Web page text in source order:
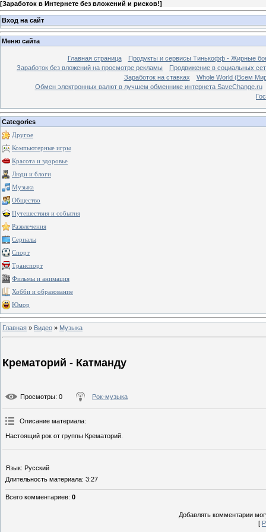
[Заработок в Интернете без вложений и рисков!]
Вход на сайт
Меню сайта
Главная страница
Продукты и сервисы Тинькофф - Жирные
Заработок без вложений на просмотре рекламы
Продвижение в социальных
Заработок на ставках
Whole World (Всем
Обмен электронных валют в лучшем обменнике интернета SaveChange.ru
Categories
Другое
Компьютерные игры
Красота и здоровье
Люди и блоги
Музыка
Общество
Путешествия и события
Развлечения
Сериалы
Спорт
Транспорт
Фильмы и анимация
Хобби и образование
Юмор
Главная » Видео » Музыка
Крематорий - Катманду
Просмотры: 0 Рок-музыка
Описание материала:
Настоящий рок от группы Крематорий.
Язык: Русский
Длительность материала: 3:27
Всего комментариев: 0
Добавлять комментарии
[